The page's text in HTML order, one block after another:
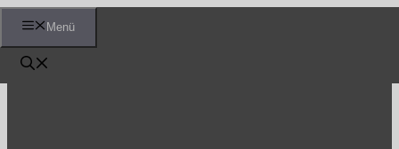
Zum
Inhalt
springen
Menü